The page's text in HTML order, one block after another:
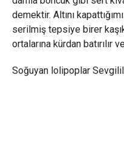
demektir. Altını
serilmiş tepsiye birer
ortalarına kürdan batırılır
Soğuyan lolipoplar